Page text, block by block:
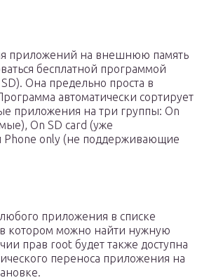
приложений на внешнюю память
бесплатной программой
Она предельно проста в
автоматически сортирует
приложения на три группы: On
On SD card (уже
Phone only (не поддерживающие
приложения в списке
котором можно найти нужную
прав root будет также доступна
переноса приложения на